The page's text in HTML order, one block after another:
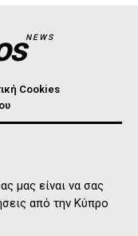
NEWS
Cookies
μας είναι να σας
από την Κύπρο